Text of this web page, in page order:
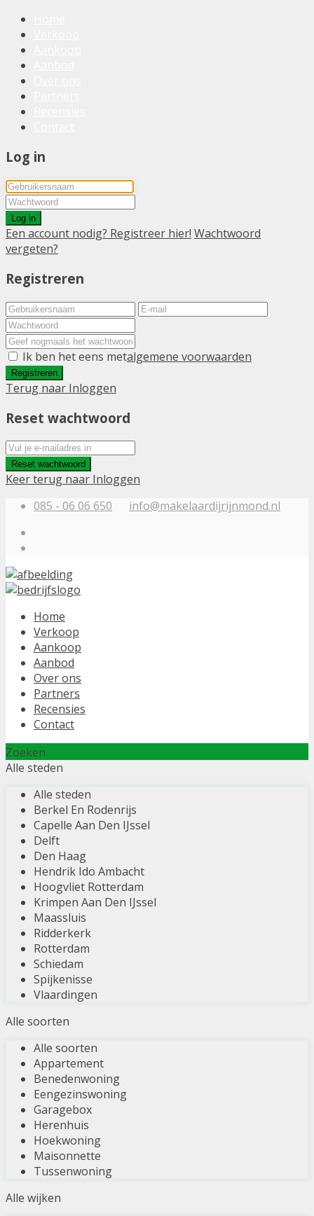
Log in
Log in
Een account nodig? Registreer hier! Wachtwoord
vergeten?
Registreren
Ik ben het eens metalgemene voorwaarden
Registreren
Terug naar Inloggen
Reset wachtwoord
Reset wachtwoord
Keer terug naar Inloggen
085 - 06 06 650
info@makelaardijrijnmond.nl
Home
Verkoop
Aankoop
Aanbod
Over ons
Partners
Recensies
Contact
Zoeken
Alle steden
Alle steden
Berkel En Rodenrijs
Capelle Aan Den IJssel
Delft
Den Haag
Hendrik Ido Ambacht
Hoogvliet Rotterdam
Krimpen Aan Den IJssel
Maassluis
Ridderkerk
Rotterdam
Schiedam
Spijkenisse
Vlaardingen
Alle soorten
Alle soorten
Appartement
Benedenwoning
Eengezinswoning
Garagebox
Herenhuis
Hoekwoning
Maisonnette
Tussenwoning
Alle wijken